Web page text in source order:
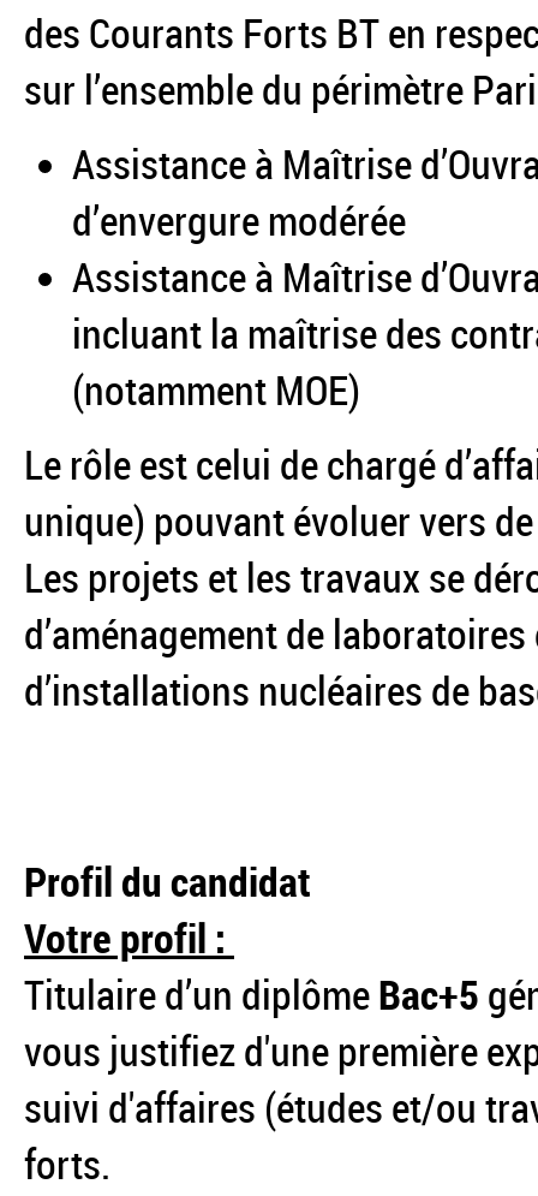
des Courants Forts BT en
sur l’ensemble du périmètre
Assistance à Maîtrise
d’envergure modérée
Assistance à Maîtrise
incluant la maîtrise des
(notamment MOE)
Le rôle est celui de chargé
unique) pouvant évoluer vers
Les projets et les travaux se
d’aménagement de
d’installations nucléaires de
Profil du candidat
Votre profil :
Titulaire d’un diplôme Bac+5
vous justifiez d'une première
suivi d'affaires (études et/ou
forts.